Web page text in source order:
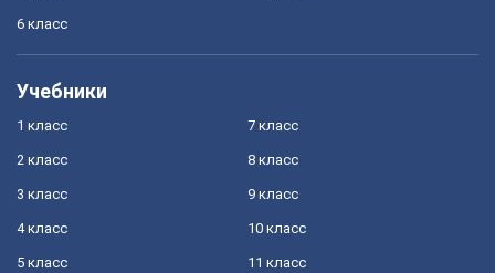
6 класс
Учебники
1 класс
2 класс
3 класс
4 класс
5 класс
7 класс
8 класс
9 класс
10 класс
11 класс